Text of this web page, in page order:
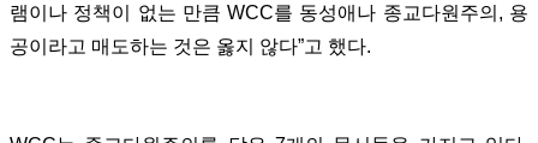
램이나 정책이 없는 만큼 WCC를 동성애나 종교다원주의, 용
공이라고 매도하는 것은 옳지 않다”고 했다.